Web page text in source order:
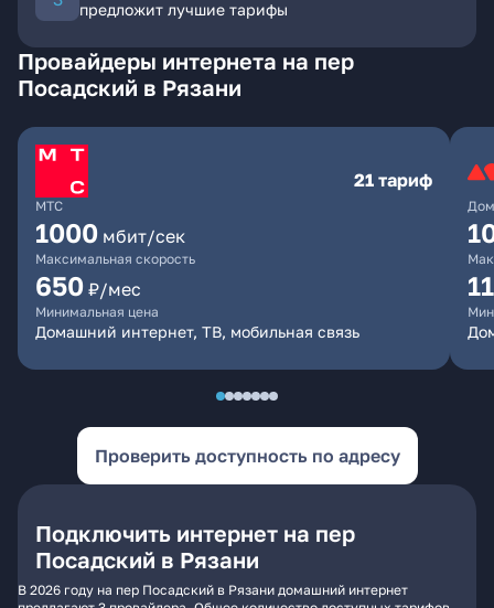
предложит лучшие тарифы
Провайдеры интернета на пер
Посадский в Рязани
МТС
21 тариф
1000 мбит/сек
Максимальная скорость
650 ₽/мес
Минимальная цена
Домашний интернет, ТВ, мобильная связь
Проверить доступность по адресу
Подключить интернет на пер
Посадский в Рязани
В 2026 году на пер Посадский в Рязани домашний интернет